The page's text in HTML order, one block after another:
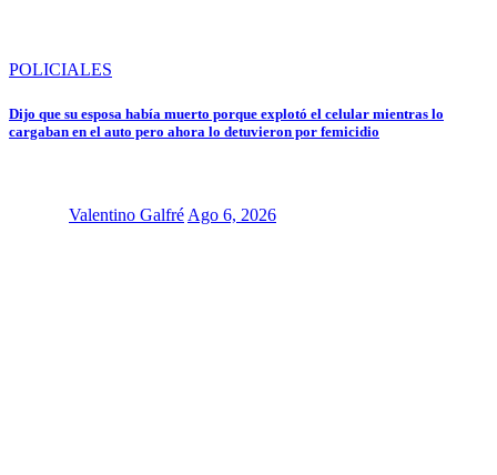
POLICIALES
Dijo que su esposa había muerto porque explotó el celular mientras lo
cargaban en el auto pero ahora lo detuvieron por femicidio
Valentino Galfré Ago 6, 2026